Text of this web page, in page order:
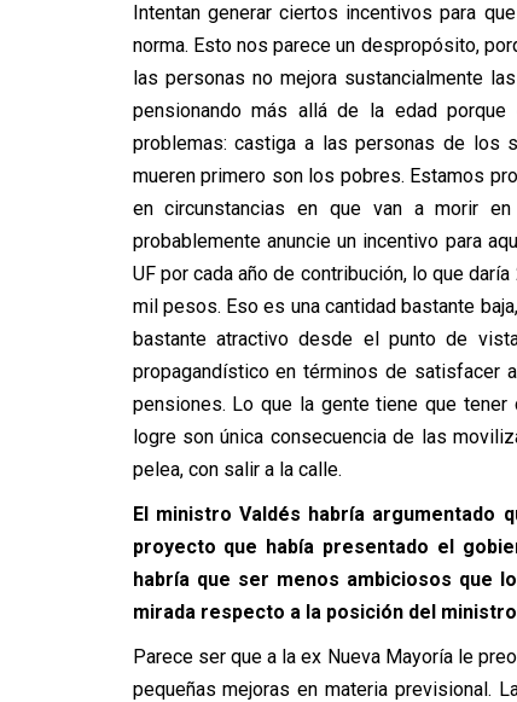
Intentan generar ciertos incentivos para
norma. Esto nos parece un despropósito,
las personas no mejora sustancialmente
pensionando más allá de la edad
problemas: castiga a las personas de los
mueren primero son los pobres. Estamos
en circunstancias en que van a morir
probablemente anuncie un incentivo para
UF por cada año de contribución, lo que
mil pesos. Eso es una cantidad bastante
bastante atractivo desde el punto de
propagandístico en términos de satisfacer
pensiones. Lo que la gente tiene que
logre son única consecuencia de las
pelea, con salir a la calle.
El ministro Valdés habría argumentado
proyecto que había presentado el
habría que ser menos ambiciosos que
mirada respecto a la posición del
Parece ser que a la ex Nueva Mayoría le
pequeñas mejoras en materia previsional.